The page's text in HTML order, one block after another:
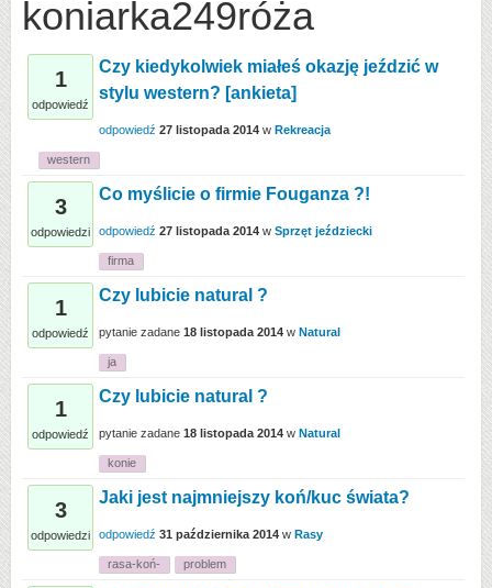
koniarka249róża
1
odpowiedź
Czy kiedykolwiek miałeś okazję jeździć w
stylu western? [ankieta]
odpowiedź 27 listopada 2014 w Rekreacja
western
3
odpowiedzi
Co myślicie o firmie Fouganza ?!
odpowiedź 27 listopada 2014 w Sprzęt jeździecki
firma
1
odpowiedź
Czy lubicie natural ?
pytanie zadane 18 listopada 2014 w Natural
ja
1
odpowiedź
Czy lubicie natural ?
pytanie zadane 18 listopada 2014 w Natural
konie
3
odpowiedzi
Jaki jest najmniejszy koń/kuc świata?
odpowiedź 31 października 2014 w Rasy
rasa-koń- problem